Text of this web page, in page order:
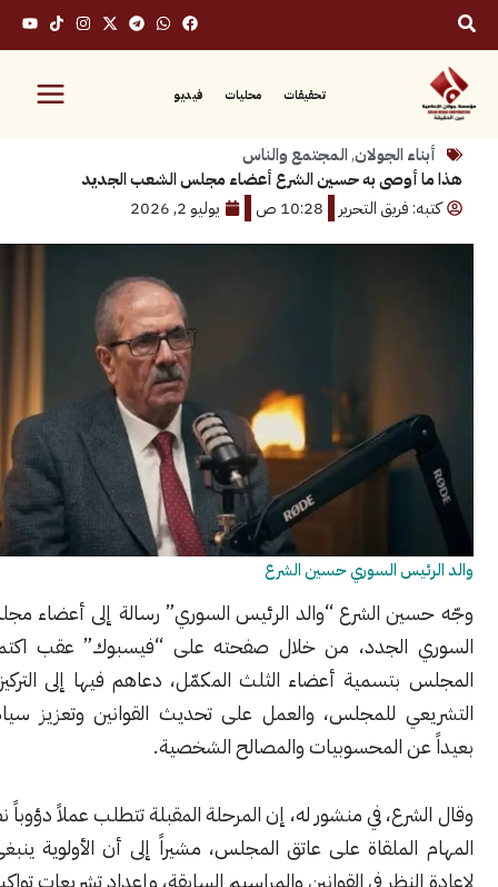
محليات فيديو
الجولان ,المجتمع والناس
أوصى به حسين الشرع أعضاء مجلس الشعب الجديد
فريق التحرير
10:28 ص يوليو 2, 2026
السوري حسين الشرع
الشرع “والد الرئيس السوري” رسالة إلى أعضاء مجلس الشعب
الجدد، من خلال صفحته على “فيسبوك” عقب اكتمال تشكيل
أعضاء الثلث المكمّل، دعاهم فيها إلى التركيز على الدور
للمجلس، والعمل على تحديث القوانين وتعزيز سيادة القانون،
المحسوبيات والمصالح الشخصية.
في منشور له، إن المرحلة المقبلة تتطلب عملاً دؤوباً نظراً لصعوبة
على عاتق المجلس، مشيراً إلى أن الأولوية ينبغي أن تكون
في القوانين والمراسيم السابقة، وإعداد تشريعات تواكب متطلبات